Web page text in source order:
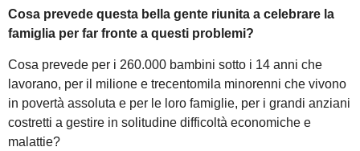
Cosa prevede questa bella gente riunita a celebrare la
famiglia per far fronte a questi problemi?
Cosa prevede per i 260.000 bambini sotto i 14 anni che
lavorano, per il milione e trecentomila minorenni che vivono
in povertà assoluta e per le loro famiglie, per i grandi anziani
costretti a gestire in solitudine difficoltà economiche e
malattie?